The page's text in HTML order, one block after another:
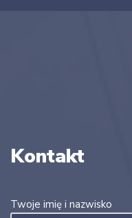
Kontakt
Twoje imię i nazwisko